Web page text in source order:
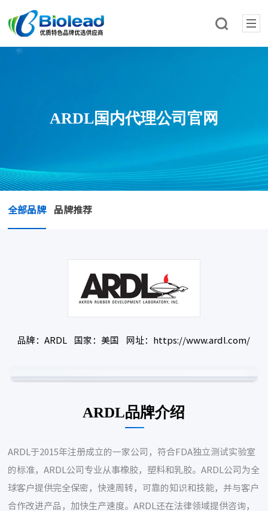
ARDL国内代理公司官网
全部品牌 品牌推荐
品牌：ARDL 国家：美国 网址：https://www.ardl.com/
ARDL品牌介绍
ARDL于2015年注册成立的一家公司，符合FDA独立测试实验室
的标准，ARDL公司专业从事橡胶，塑料和乳胶。ARDL公司为全
球客户提供完全保密，快速周转，可靠的知识和技能，并与客户
合作改进产品，加快生产速度。ARDL还在法律领域提供咨询，